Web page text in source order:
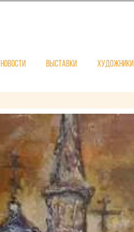
Новости Выставки Художники